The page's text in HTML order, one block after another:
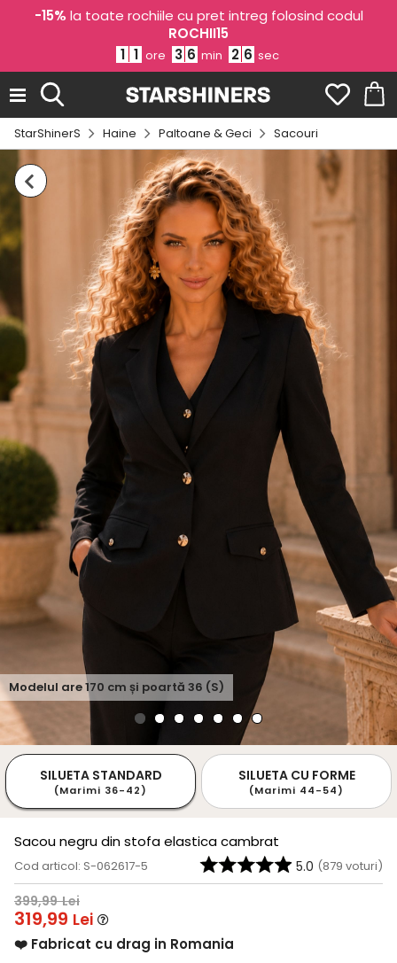
-15% la toate rochiile cu pret intreg folosind codul
ROCHII15
1 1 ore 3 6 min 2 5 sec
StarShinerS Haine Paltoane & Geci Sacouri
Modelul are170 cm și poartă 36 (S)
SILUETA STANDARD
(Marimi 36-42)
SILUETA CU FORME
(Marimi 44-54)
Sacou negru din stofa elastica cambrat
Cod articol: S-062617-5 5.0 (879 voturi)
399,99 Lei
319,99 Lei
❤️ Fabricat cu drag in Romania